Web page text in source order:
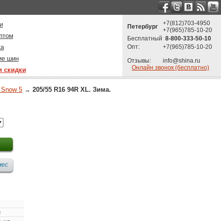
шин
скидки
Петербург
+7(812)703-4950
+7(965)785-10-20
Бесплатный 8-800-333-50-10
Опт:
+7(965)785-10-20
Отзывы:
info@shina.ru
Онлайн звонок (бесплатно)
5 → 205/55 R16 94R XL. Зима.